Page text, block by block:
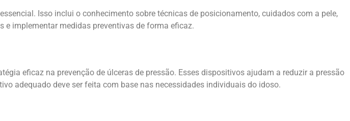
Isso inclui o conhecimento sobre técnicas de posicionamento, cuidados com a pele,
implementar medidas preventivas de forma eficaz.
eficaz na prevenção de úlceras de pressão. Esses dispositivos ajudam a reduzir a pressão
adequado deve ser feita com base nas necessidades individuais do idoso.